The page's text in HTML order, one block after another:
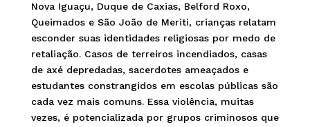
Nova Iguaçu, Duque de Caxias, Belford Roxo,
Queimados e São João de Meriti, crianças relatam
esconder suas identidades religiosas por medo de
retaliação. Casos de terreiros incendiados, casas
de axé depredadas, sacerdotes ameaçados e
estudantes constrangidos em escolas públicas são
cada vez mais comuns. Essa violência, muitas
vezes, é potencializada por grupos criminosos que